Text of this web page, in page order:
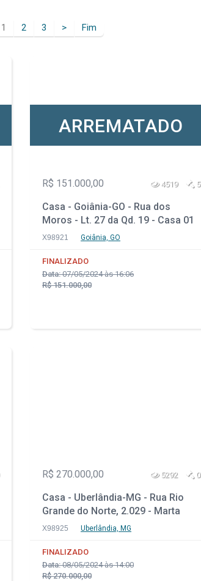
1 2 3 > Fim
ARREMATADO
R$ 151.000,00 4519 5
Casa - Goiânia-GO - Rua dos
Moros - Lt. 27 da Qd. 19 - Casa 01
- Setor Três Marias
X98921 Goiânia, GO
FINALIZADO
Data:07/05/2024 às 16:06
R$ 151.000,00
R$ 270.000,00 5292 0
Casa - Uberlândia-MG - Rua Rio
Grande do Norte, 2.029 - Marta
Helena
X98925 Uberlândia, MG
FINALIZADO
Data:08/05/2024 às 14:00
R$ 270.000,00